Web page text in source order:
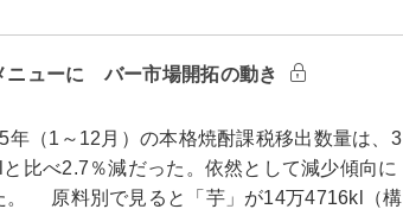
ニューに バー市場開拓の動き
（1～12月）の本格焼酎課税移出数量は、3
比べ2.7％減だった。依然として減少傾向に
。 原料別で見ると「芋」が14万4716kl（構